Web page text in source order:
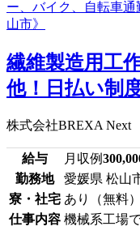
繊維製造用工
他！日払い制
株式会社BREXA Next
給与 月収例
勤務地
愛媛県 松山
寮・社宅 あり（無料）
仕事内容 機械系工場